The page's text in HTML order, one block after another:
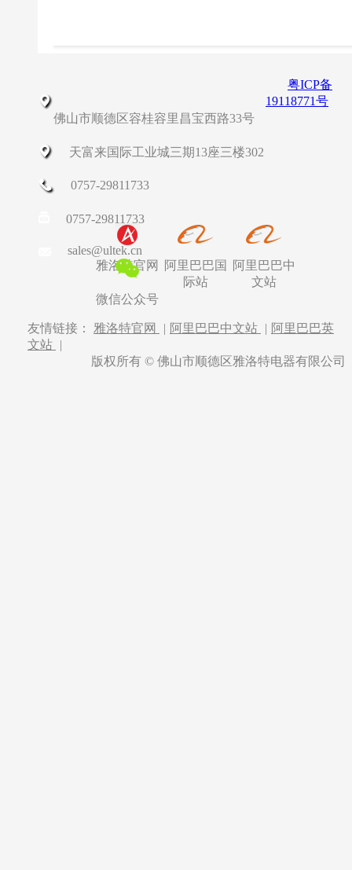
佛山市顺德区容桂容里昌宝西路33号
天富来国际工业城三期13座三楼302
0757-29811733
0757-29811733
sales@ultek.cn
雅洛特官网
阿里巴巴国
际站
阿里巴巴中
文站
微信公众号
友情链接： 雅洛特官网 | 阿里巴巴中文站 | 阿里巴巴英
文站 |
版权所有 © 佛山市顺德区雅洛特电器有限公司
粤ICP备
19118771号